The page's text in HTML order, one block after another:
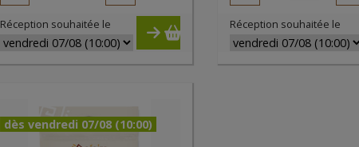
Réception souhaitée le Réception souhaitée le
dès vendredi 07/08 (10:00)